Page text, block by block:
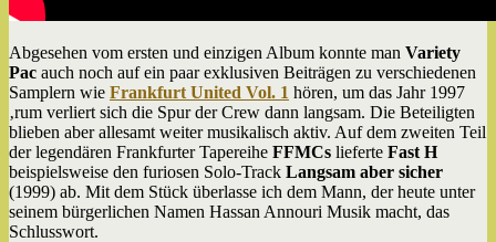
Abgesehen vom ersten und einzigen Album konnte man Variety
Pac auch noch auf ein paar exklusiven Beiträgen zu verschiedenen
Samplern wie Frankfurt United Vol. 1 hören, um das Jahr 1997
‚rum verliert sich die Spur der Crew dann langsam. Die Beteiligten
blieben aber allesamt weiter musikalisch aktiv. Auf dem zweiten Teil
der legendären Frankfurter Tapereihe FFMCs lieferte Fast H
beispielsweise den furiosen Solo-Track Langsam aber sicher
(1999) ab. Mit dem Stück überlasse ich dem Mann, der heute unter
seinem bürgerlichen Namen Hassan Annouri Musik macht, das
Schlusswort.